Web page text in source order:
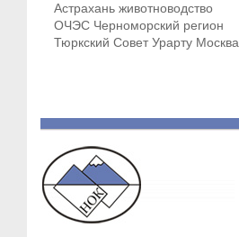
Астрахань животноводство
ОЧЭС Черноморский регион
Тюркский Совет Урарту Москва